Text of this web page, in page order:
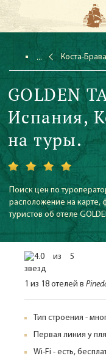
Коста-Брава
GOLDEN
Испания,
на туры.
Поиск цен по
расположение на карте,
туристов об отеле
1 из 18 отелей в
Тип строения -
Первая линия у
Wi-Fi - есть,